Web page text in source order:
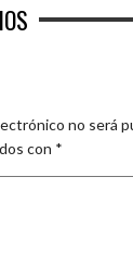
no será
con *